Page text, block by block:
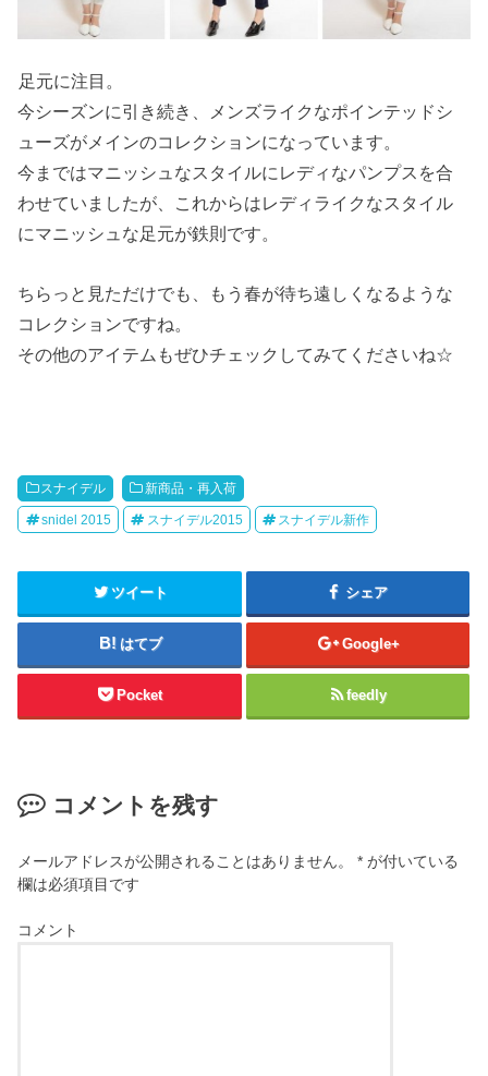
足元に注目。
今シーズンに引き続き、メンズライクなポインテッドシ
ューズがメインのコレクションになっています。
今まではマニッシュなスタイルにレディなパンプスを合
わせていましたが、これからはレディライクなスタイル
にマニッシュな足元が鉄則です。
ちらっと見ただけでも、もう春が待ち遠しくなるような
コレクションですね。
その他のアイテムもぜひチェックしてみてくださいね☆
スナイデル 新商品・再入荷
snidel 2015 スナイデル2015 スナイデル新作
ツイート シェア
はてブ Google+
Pocket feedly
コメントを残す
メールアドレスが公開されることはありません。 * が付いている
欄は必須項目です
コメント